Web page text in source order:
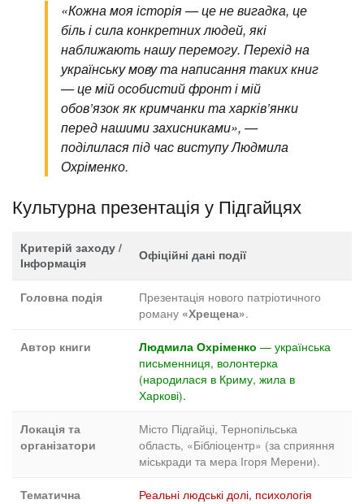
«Кожна моя історія — це не вигадка, це
біль і сила конкретних людей, які
наближають нашу перемогу. Перехід на
українську мову та написання таких книг
— це мій особистий фронт і мій
обов’язок як кримчанки та харків’янки
перед нашими захисниками», —
поділилася під час виступу Людмила
Охріменко.
Культурна презентація у Підгайцях
Критерій заходу /
Інформація
Офіційні дані події
Головна подія
Презентація нового патріотичного
роману «Хрещена».
Автор книги Людмила Охріменко — українська
письменниця, волонтерка
(народилася в Криму, жила в
Харкові).
Локація та
організатори
Місто Підгайці, Тернопільська
область, «Бібліоцентр» (за сприяння
міськради та мера Ігоря Мерени).
Тематична
Реальні людські долі, психологія